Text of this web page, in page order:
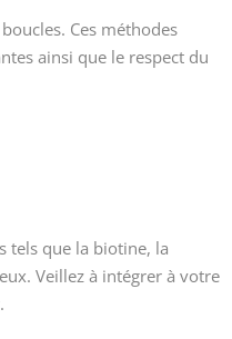
Ces méthodes
ainsi que le respect du
tels que la biotine, la
Veillez à intégrer à votre